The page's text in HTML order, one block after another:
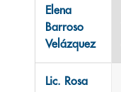
Elena
Barroso
Velázquez
Lic. Rosa